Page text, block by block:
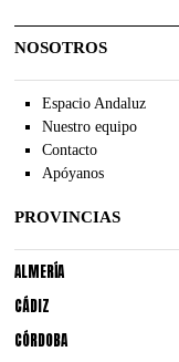
NOSOTROS
Espacio Andaluz
Nuestro equipo
Contacto
Apóyanos
PROVINCIAS
ALMERÍA
CÁDIZ
CÓRDOBA